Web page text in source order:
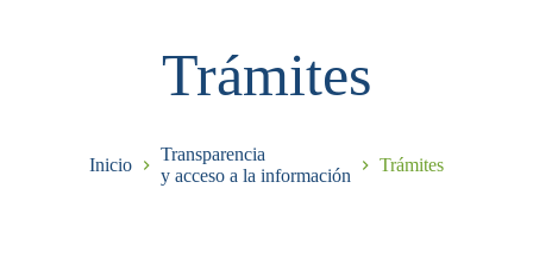
Trámites
Inicio
Transparencia
y acceso a la información
Trámites